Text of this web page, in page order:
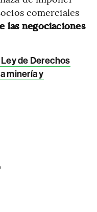
comerciales
las negociaciones
de Derechos
minería y